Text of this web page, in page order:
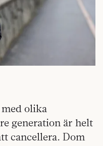
med olika
generation är helt
cancellera. Dom